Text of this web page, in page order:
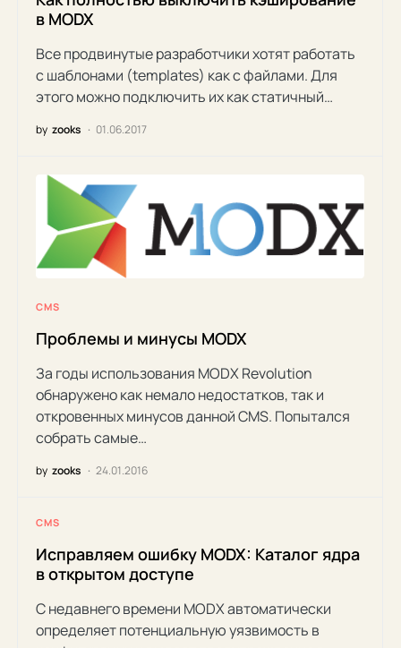
в MODX
Все продвинутые разработчики хотят работать
с шаблонами (templates) как с файлами. Для
этого можно подключить их как статичный…
by zooks 01.06.2017
CMS
Проблемы и минусы MODX
За годы использования MODX Revolution
обнаружено как немало недостатков, так и
откровенных минусов данной CMS. Попытался
собрать самые…
by zooks 24.01.2016
CMS
Исправляем ошибку MODX: Каталог ядра
в открытом доступе
С недавнего времени MODX автоматически
определяет потенциальную уязвимость в